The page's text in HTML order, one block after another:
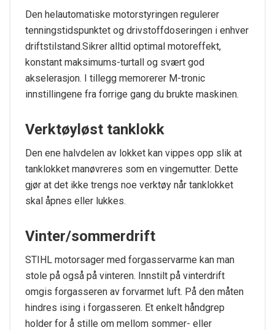
Den helautomatiske motorstyringen regulerer
tenningstidspunktet og drivstoffdoseringen i enhver
driftstilstand.Sikrer alltid optimal motoreffekt,
konstant maksimums-turtall og svært god
akselerasjon. I tillegg memorerer M-tronic
innstillingene fra forrige gang du brukte maskinen.
Verktøyløst tanklokk
Den ene halvdelen av lokket kan vippes opp slik at
tanklokket manøvreres som en vingemutter. Dette
gjør at det ikke trengs noe verktøy når tanklokket
skal åpnes eller lukkes.
Vinter/sommerdrift
STIHL motorsager med forgasservarme kan man
stole på også på vinteren. Innstilt på vinterdrift
omgis forgasseren av forvarmet luft. På den måten
hindres ising i forgasseren. Et enkelt håndgrep
holder for å stille om mellom sommer- eller